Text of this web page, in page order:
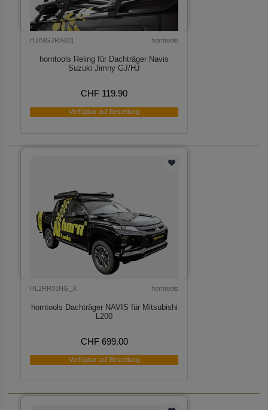
HJIMGJRA001 horntools
horntools Reling für Dachträger Navis
Suzuki Jimny GJ/HJ
CHF 119.90
Verfügbar auf Bestellung
HL2RR01NG_X horntools
horntools Dachträger NAVIS für Mitsubishi
L200
CHF 699.00
Verfügbar auf Bestellung